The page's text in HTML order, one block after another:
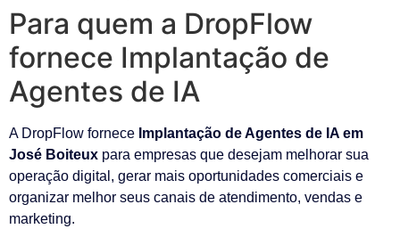
Para quem a DropFlow
fornece Implantação de
Agentes de IA
A DropFlow fornece Implantação de Agentes de IA em
José Boiteux para empresas que desejam melhorar sua
operação digital, gerar mais oportunidades comerciais e
organizar melhor seus canais de atendimento, vendas e
marketing.